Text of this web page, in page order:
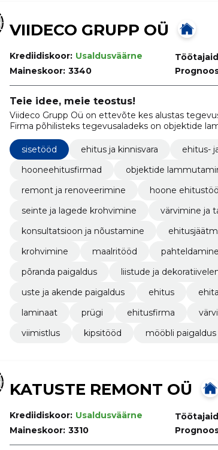
VIIDECO GRUPP OÜ
Krediidiskoor: Usaldusväärne
Maineskoor: 3340
Teie idee, meie teostus!
Viideco Grupp Oü on ettevõte kes alustas
Firma põhilisteks tegevusaladeks on objektide
renoveerimine
sisetööd
ehitus ja kinnisvara
ehitus-
hooneehitusfirmad
objektide
remont ja renoveerimine
hoone
seinte ja lagede krohvimine
värvimine ja
konsultatsioon ja nõustamine
krohvimine
maalritööd pahteldamine
põranda paigaldus
liistude ja
uste ja akende paigaldus
ehitus
laminaat
prügi ehitusfirma
viimistlus
kipsitööd mööbli paigaldus
KATUSTE REMONT OÜ
Krediidiskoor: Usaldusväärne
Maineskoor: 3310